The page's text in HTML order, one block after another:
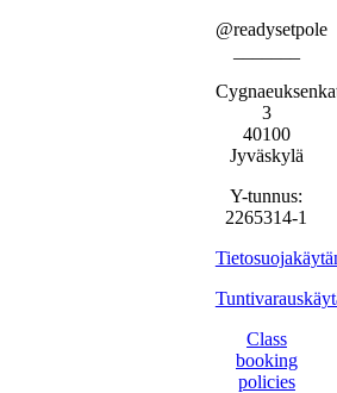
@readysetpole
3
40100
Jyväskylä
Y-tunnus:
2265314-1
Class
booking
policies